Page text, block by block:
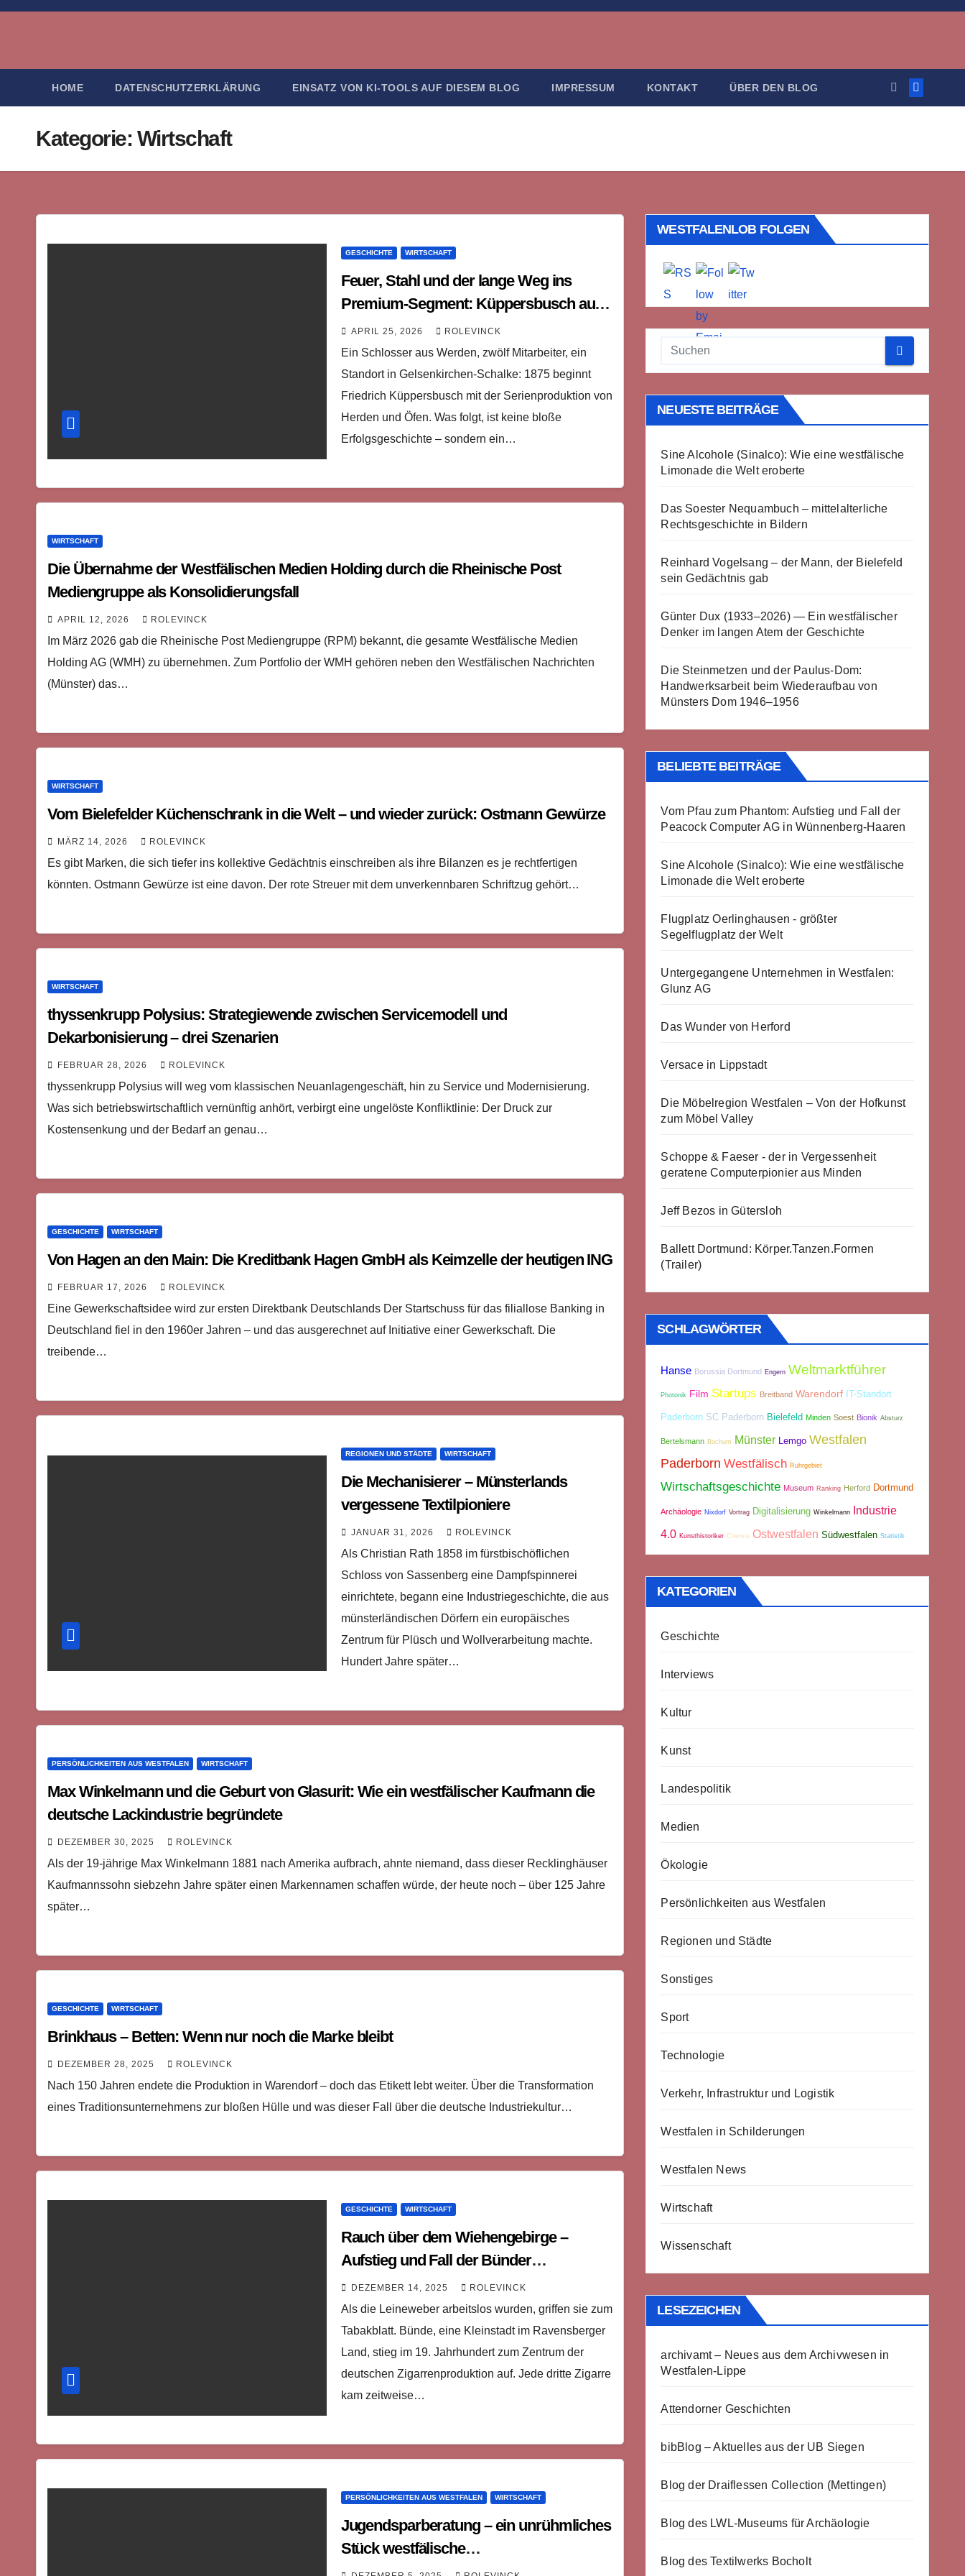
Zum
HOME DATENSCHUTZERKLÄRUNG EINSATZ VON KI-TOOLS AUF DIESEM BLOG IMPRESSUM KONTAKT ÜBER DEN BLOG
Kategorie: Wirtschaft
GESCHICHTE WIRTSCHAFT
Feuer, Stahl und der lange Weg ins
Premium-Segment: Küppersbusch aus
Gelsenkirchen
APRIL 25, 2026 ROLEVINCK
Ein Schlosser aus Werden, zwölf Mitarbeiter, ein
Standort in Gelsenkirchen-Schalke: 1875 beginnt
Friedrich Küppersbusch mit der Serienproduktion von
Herden und Öfen. Was folgt, ist keine bloße
Erfolgsgeschichte – sondern ein…
WIRTSCHAFT
Die Übernahme der Westfälischen Medien Holding durch die Rheinische Post
Mediengruppe als Konsolidierungsfall
APRIL 12, 2026 ROLEVINCK
Im März 2026 gab die Rheinische Post Mediengruppe (RPM) bekannt, die gesamte Westfälische Medien
Holding AG (WMH) zu übernehmen. Zum Portfolio der WMH gehören neben den Westfälischen Nachrichten
(Münster) das…
WIRTSCHAFT
Vom Bielefelder Küchenschrank in die Welt – und wieder zurück: Ostmann Gewürze
MÄRZ 14, 2026 ROLEVINCK
Es gibt Marken, die sich tiefer ins kollektive Gedächtnis einschreiben als ihre Bilanzen es je rechtfertigen
könnten. Ostmann Gewürze ist eine davon. Der rote Streuer mit dem unverkennbaren Schriftzug gehört…
WIRTSCHAFT
thyssenkrupp Polysius: Strategiewende zwischen Servicemodell und
Dekarbonisierung – drei Szenarien
FEBRUAR 28, 2026 ROLEVINCK
thyssenkrupp Polysius will weg vom klassischen Neuanlagengeschäft, hin zu Service und Modernisierung.
Was sich betriebswirtschaftlich vernünftig anhört, verbirgt eine ungelöste Konfliktlinie: Der Druck zur
Kostensenkung und der Bedarf an genau…
GESCHICHTE WIRTSCHAFT
Von Hagen an den Main: Die Kreditbank Hagen GmbH als Keimzelle der heutigen ING
FEBRUAR 17, 2026 ROLEVINCK
Eine Gewerkschaftsidee wird zur ersten Direktbank Deutschlands Der Startschuss für das filiallose Banking in
Deutschland fiel in den 1960er Jahren – und das ausgerechnet auf Initiative einer Gewerkschaft. Die
treibende…
REGIONEN UND STÄDTE WIRTSCHAFT
Die Mechanisierer – Münsterlands
vergessene Textilpioniere
JANUAR 31, 2026 ROLEVINCK
Als Christian Rath 1858 im fürstbischöflichen
Schloss von Sassenberg eine Dampfspinnerei
einrichtete, begann eine Industriegeschichte, die aus
münsterländischen Dörfern ein europäisches
Zentrum für Plüsch und Wollverarbeitung machte.
Hundert Jahre später…
PERSÖNLICHKEITEN AUS WESTFALEN WIRTSCHAFT
Max Winkelmann und die Geburt von Glasurit: Wie ein westfälischer Kaufmann die
deutsche Lackindustrie begründete
DEZEMBER 30, 2025 ROLEVINCK
Als der 19-jährige Max Winkelmann 1881 nach Amerika aufbrach, ahnte niemand, dass dieser Recklinghäuser
Kaufmannssohn siebzehn Jahre später einen Markennamen schaffen würde, der heute noch – über 125 Jahre
später…
GESCHICHTE WIRTSCHAFT
Brinkhaus – Betten: Wenn nur noch die Marke bleibt
DEZEMBER 28, 2025 ROLEVINCK
Nach 150 Jahren endete die Produktion in Warendorf – doch das Etikett lebt weiter. Über die Transformation
eines Traditionsunternehmens zur bloßen Hülle und was dieser Fall über die deutsche Industriekultur…
GESCHICHTE WIRTSCHAFT
Rauch über dem Wiehengebirge –
Aufstieg und Fall der Bünder
Zigarrenindustrie
DEZEMBER 14, 2025 ROLEVINCK
Als die Leineweber arbeitslos wurden, griffen sie zum
Tabakblatt. Bünde, eine Kleinstadt im Ravensberger
Land, stieg im 19. Jahrhundert zum Zentrum der
deutschen Zigarrenproduktion auf. Jede dritte Zigarre
kam zeitweise…
PERSÖNLICHKEITEN AUS WESTFALEN WIRTSCHAFT
Jugendsparberatung – ein unrühmliches
Stück westfälische
Wirtschaftsgeschichte
WESTFALENLOB FOLGEN
NEUESTE BEITRÄGE
Sine Alcohole (Sinalco): Wie eine westfälische
Limonade die Welt eroberte
Das Soester Nequambuch – mittelalterliche
Rechtsgeschichte in Bildern
Reinhard Vogelsang – der Mann, der Bielefeld
sein Gedächtnis gab
Günter Dux (1933–2026) — Ein westfälischer
Denker im langen Atem der Geschichte
Die Steinmetzen und der Paulus-Dom:
Handwerksarbeit beim Wiederaufbau von
Münsters Dom 1946–1956
BELIEBTE BEITRÄGE
Vom Pfau zum Phantom: Aufstieg und Fall der
Peacock Computer AG in Wünnenberg-Haaren
Sine Alcohole (Sinalco): Wie eine westfälische
Limonade die Welt eroberte
Flugplatz Oerlinghausen - größter
Segelflugplatz der Welt
Untergegangene Unternehmen in Westfalen:
Glunz AG
Das Wunder von Herford
Versace in Lippstadt
Die Möbelregion Westfalen – Von der Hofkunst
zum Möbel Valley
Schoppe & Faeser - der in Vergessenheit
geratene Computerpionier aus Minden
Jeff Bezos in Gütersloh
Ballett Dortmund: Körper.Tanzen.Formen
(Trailer)
SCHLAGWÖRTER
Hanse Borussia Dortmund Engern Weltmarktführer
Photonik Film Startups Breitband Warendorf IT-Standort
Paderborn SC Paderborn Bielefeld Minden Soest Bionik Absturz
Bertelsmann Bochum Münster Lemgo Westfalen
Paderborn Westfälisch Ruhrgebiet
Wirtschaftsgeschichte Museum Ranking Herford Dortmund
Archäologie Nixdorf Vortrag Digitalisierung Winkelmann Industrie
4.0 Kunsthistoriker Chemie Ostwestfalen Südwestfalen Statistik
KATEGORIEN
Geschichte
Interviews
Kultur
Kunst
Landespolitik
Medien
Ökologie
Persönlichkeiten aus Westfalen
Regionen und Städte
Sonstiges
Sport
Technologie
Verkehr, Infrastruktur und Logistik
Westfalen in Schilderungen
Westfalen News
Wirtschaft
Wissenschaft
LESEZEICHEN
archivamt – Neues aus dem Archivwesen in
Westfalen-Lippe
Attendorner Geschichten
bibBlog – Aktuelles aus der UB Siegen
Blog der Draiflessen Collection (Mettingen)
Blog des LWL-Museums für Archäologie
Blog des Textilwerks Bocholt